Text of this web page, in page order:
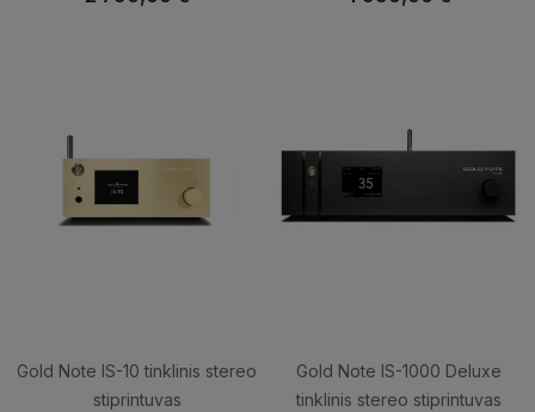
Gold Note IS-10 tinklinis stereo
stiprintuvas
Gold Note IS-1000 Deluxe
tinklinis stereo stiprintuvas